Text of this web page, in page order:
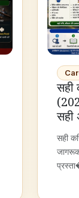
सही
सही
सही